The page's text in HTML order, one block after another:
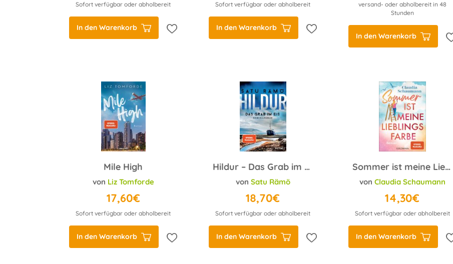
Sofort verfügbar oder abholbereit
In den Warenkorb
Sofort verfügbar oder abholbereit
In den Warenkorb
versand- oder abholbereit in 48
Stunden
In den Warenkorb
Mile High
von Liz Tomforde
17,60€
Sofort verfügbar oder abholbereit
In den Warenkorb
Hildur – Das Grab im Eis
von Satu Rämö
18,70€
Sofort verfügbar oder abholbereit
In den Warenkorb
Sommer ist meine Lieblingsfarbe
von Claudia Schaumann
14,30€
Sofort verfügbar oder abholbereit
In den Warenkorb